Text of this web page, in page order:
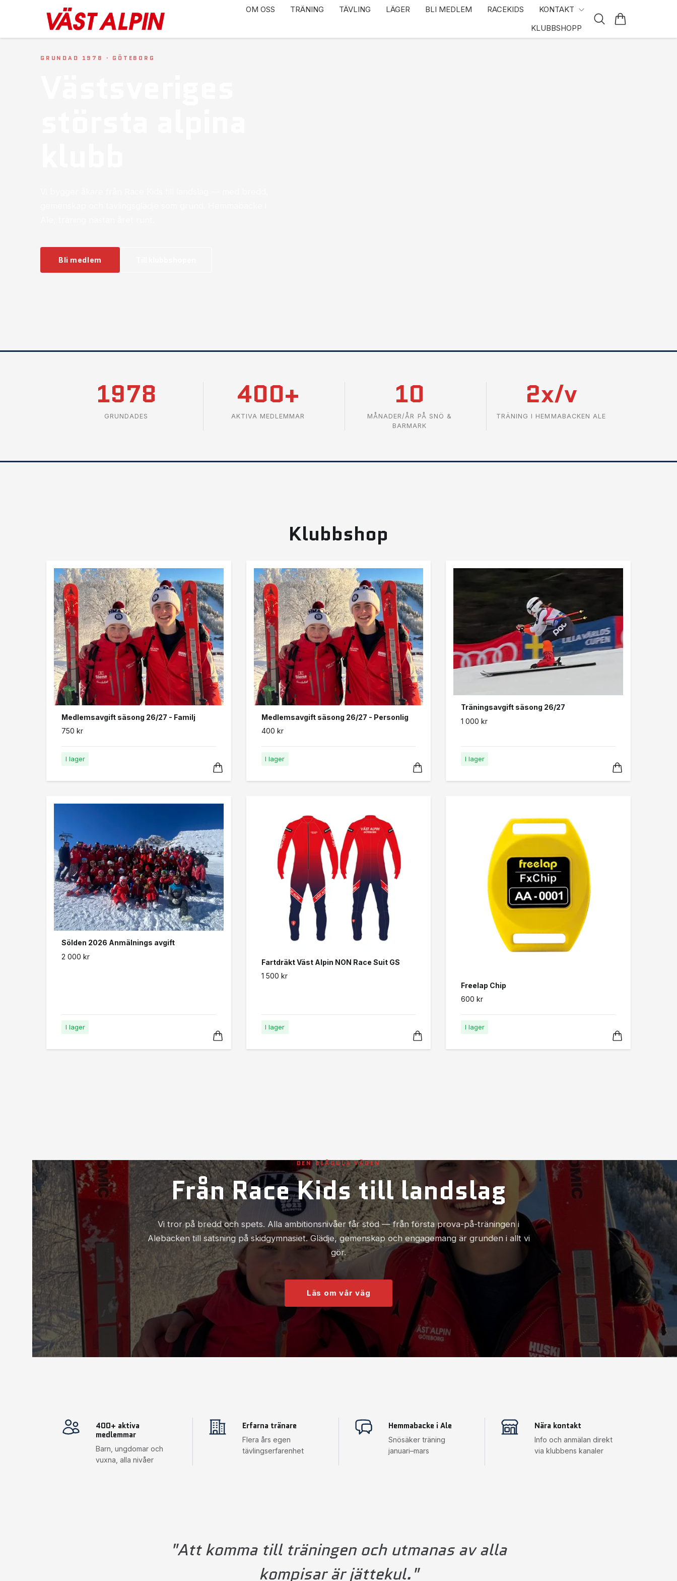
OM OSS TRÄNING TÄVLING LÄGER BLI MEDLEM RACEKIDS
KONTAKT
KLUBBSHOPP
GRUNDAD 1978 · GÖTEBORG
Bli medlem
1978
GRUNDADES
400+
AKTIVA MEDLEMMAR
10
MÅNADER/ÅR PÅ SNÖ &
BARMARK
2x/v
TRÄNING I HEMMABACKEN ALE
Klubbshop
Medlemsavgift säsong 26/27 - Familj
750 kr
I lager
Medlemsavgift säsong 26/27 - Personlig
400 kr
I lager
Träningsavgift säsong 26/27
1 000 kr
I lager
Sölden 2026 Anmälnings avgift
2 000 kr
I lager
Fartdräkt Väst Alpin NON Race Suit GS
1 500 kr
I lager
Freelap Chip
600 kr
I lager
DEN BLÅGULA VÄGEN
Från Race Kids till landslag
Vi tror på bredd och spets. Alla ambitionsnivåer får stöd — från första prova-på-träningen i
Alebacken till satsning på skidgymnasiet. Glädje, gemenskap och engagemang är grunden i allt vi
gör.
Läs om vår väg
400+ aktiva
medlemmar
Barn, ungdomar och
vuxna, alla nivåer
Erfarna tränare
Flera års egen
tävlingserfarenhet
Hemmabacke i Ale
Snösäker träning
januari–mars
Nära kontakt
Info och anmälan direkt
via klubbens kanaler
"Att komma till träningen och utmanas av alla
kompisar är jättekul."